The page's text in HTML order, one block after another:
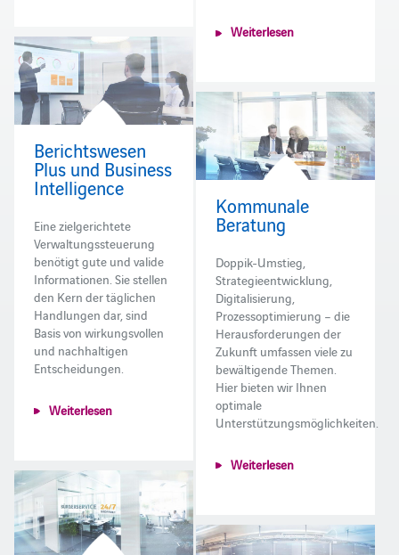
Weiterlesen
Berichtswesen
Plus und Business
Intelligence
Eine zielgerichtete
Verwaltungssteuerung
benötigt gute und valide
Informationen. Sie stellen
den Kern der täglichen
Handlungen dar, sind
Basis von wirkungsvollen
und nachhaltigen
Entscheidungen.
Weiterlesen
Kommunale
Beratung
Doppik-Umstieg,
Strategieentwicklung,
Digitalisierung,
Prozessoptimierung – die
Herausforderungen der
Zukunft umfassen viele zu
bewältigende Themen.
Hier bieten wir Ihnen
optimale
Unterstützungsmöglichkeiten.
Weiterlesen